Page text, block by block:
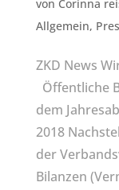
von Corinna
Allgemein,
ZKD News
Öffentliche
dem
2018
der
Bilanzen